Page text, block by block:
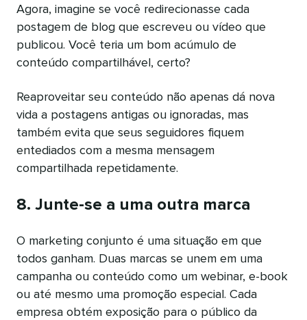
Agora, imagine se você redirecionasse cada
postagem de blog que escreveu ou vídeo que
publicou. Você teria um bom acúmulo de
conteúdo compartilhável, certo?
Reaproveitar seu conteúdo não apenas dá nova
vida a postagens antigas ou ignoradas, mas
também evita que seus seguidores fiquem
entediados com a mesma mensagem
compartilhada repetidamente.
8. Junte-se a uma outra marca
O marketing conjunto é uma situação em que
todos ganham. Duas marcas se unem em uma
campanha ou conteúdo como um webinar, e-book
ou até mesmo uma promoção especial. Cada
empresa obtém exposição para o público da